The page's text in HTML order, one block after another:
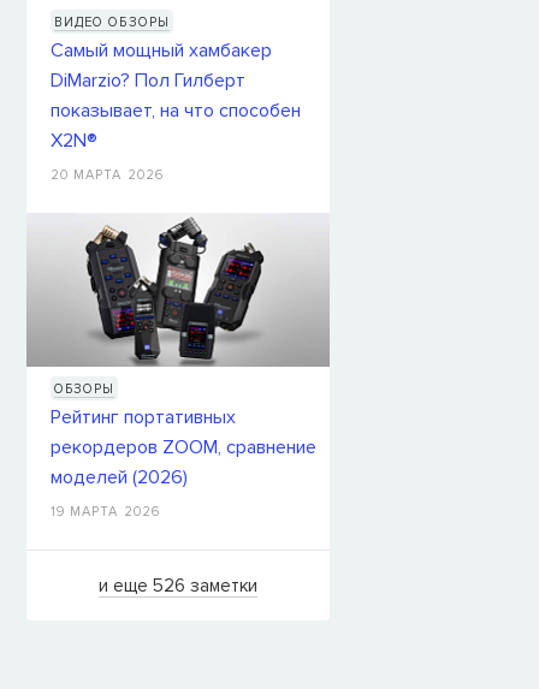
ВИДЕО ОБЗОРЫ
Самый мощный хамбакер
DiMarzio? Пол Гилберт
показывает, на что способен
X2N®
20 МАРТА 2026
ОБЗОРЫ
Рейтинг портативных
рекордеров ZOOM, сравнение
моделей (2026)
19 МАРТА 2026
и еще 526 заметки